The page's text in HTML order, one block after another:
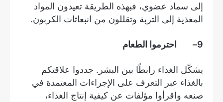
إلى سماد عضوي، فبهذه الطريقة تعيدون المواد
المغذية إلى التربة وتقللون من انبعاثات الكربون.
9– احترموا الطعام
يشكّل الغذاء رابطًا بين البشر. جددوا علاقتكم
بالغذاء عبر التعرف على الإجراءات المعتمدة في
صنعه واقرأوا مؤلفات عن كيفية إنتاج الغذاء،